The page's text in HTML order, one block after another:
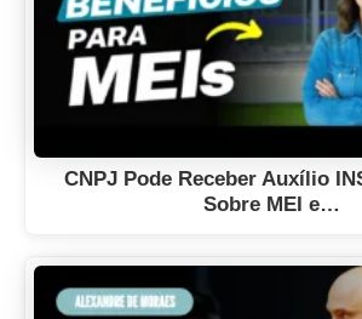
CNPJ Pode Receber Auxílio
Sobre MEI e…